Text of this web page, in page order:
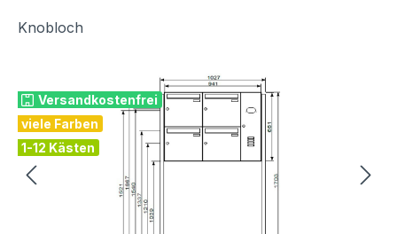
Knobloch
Versandkostenfrei
viele Farben
1-12 Kästen